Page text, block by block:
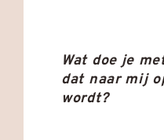
Wat doe je
dat naar mij
wordt?